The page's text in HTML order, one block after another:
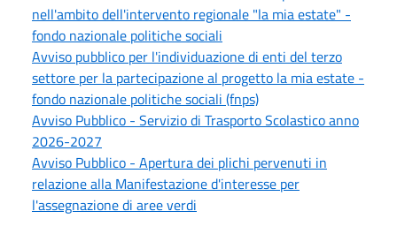
nell'ambito dell'intervento regionale "la mia estate" -
fondo nazionale politiche sociali
Avviso pubblico per l'individuazione di enti del terzo
settore per la partecipazione al progetto la mia estate -
fondo nazionale politiche sociali (fnps)
Avviso Pubblico - Servizio di Trasporto Scolastico anno
2026-2027
Avviso Pubblico - Apertura dei plichi pervenuti in
relazione alla Manifestazione d'interesse per
l'assegnazione di aree verdi